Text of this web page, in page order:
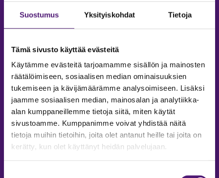
Suostumus Yksityiskohdat Tietoja
Tämä sivusto käyttää evästeitä
Käytämme evästeitä tarjoamamme sisällön ja mainosten
räätälöimiseen, sosiaalisen median ominaisuuksien
tukemiseen ja kävijämäärämme analysoimiseen. Lisäksi
jaamme sosiaalisen median, mainosalan ja analytiikka-
alan kumppaneillemme tietoja siitä, miten käytät
sivustoamme. Kumppanimme voivat yhdistää näitä
tietoja muihin tietoihin, joita olet antanut heille tai joita on
kerätty, kun olet käyttänyt heidän palvelujaan.
MAJOITUS
Tiedustelut & Varaukset